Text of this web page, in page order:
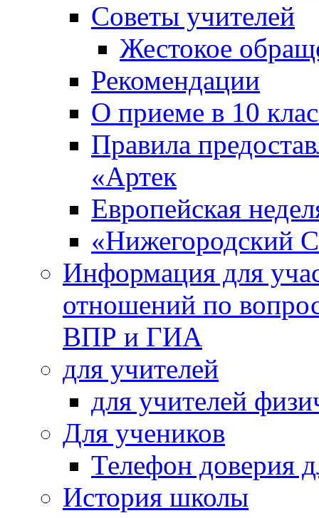
Советы учителей
Жестокое
Рекомендации
О приеме в 10
Правила
«Артек
Европейская
«Нижегородский
Информация для
отношений по
ВПР и ГИА
для учителей
для учителей
Для учеников
Телефон доверия
История школы